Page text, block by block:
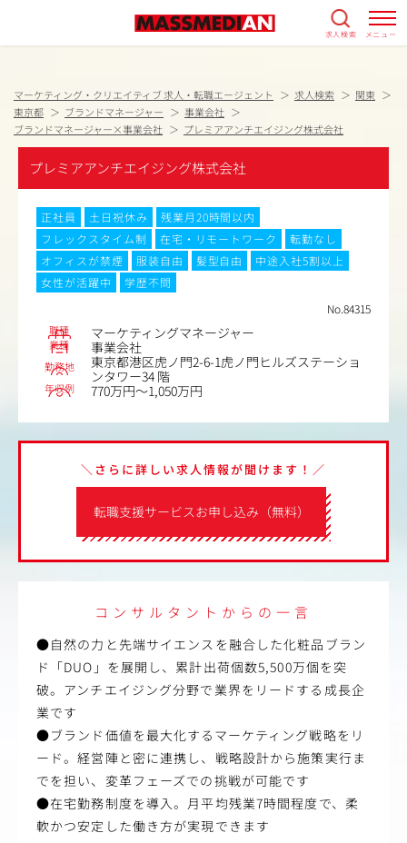
求人検索 メニュー
マーケティング・クリエイティブ 求人・転職エージェント 求人検索
関東
東京都
ブランドマネージャー
事業会社
ブランドマネージャー×事業会社
プレミアアンチエイジング株式会社
プレミアアンチエイジング株式会社
正社員 土日祝休み
残業月20時間以内
フレックスタイム制
在宅・リモートワーク
転勤なし
オフィスが禁煙
服装自由 髪型自由
中途入社5割以上
女性が活躍中
学歴不問
No.84315
職種 マーケティングマネージャー
業種 事業会社
勤務地
東京都港区虎ノ門2-6-1虎ノ門ヒルズステーショ
ンタワー34 階
年収例 770万円～1,050万円
転職支援サービスお申し込み（無料）
＼さらに詳しい求人情報が聞けます！／
コンサルタントからの一言
●自然の力と先端サイエンスを融合した化粧品ブラン
ド「DUO」を展開し、累計出荷個数5,500万個を突
破。アンチエイジング分野で業界をリードする成長企
業です
●ブランド価値を最大化するマーケティング戦略をリ
ード。経営陣と密に連携し、戦略設計から施策実行ま
でを担い、変革フェーズでの挑戦が可能です
●在宅勤務制度を導入。月平均残業7時間程度で、柔
軟かつ安定した働き方が実現できます